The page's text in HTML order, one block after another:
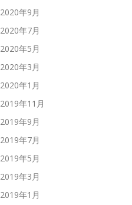
2020年9月
2020年7月
2020年5月
2020年3月
2020年1月
2019年11月
2019年9月
2019年7月
2019年5月
2019年3月
2019年1月